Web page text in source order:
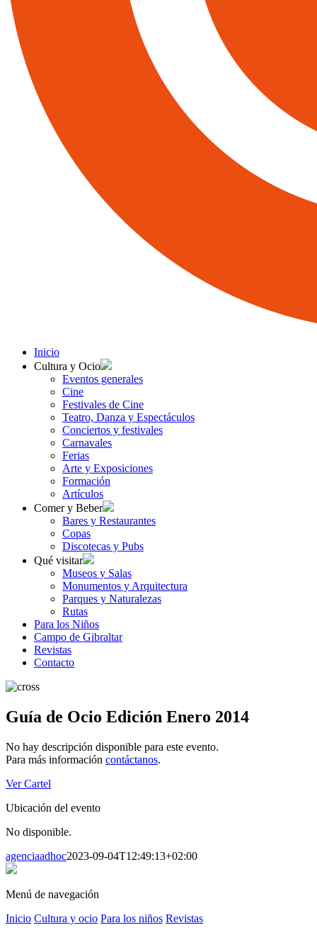
Inicio
Cultura y Ocio
Eventos generales
Cine
Festivales de Cine
Teatro, Danza y Espectáculos
Conciertos y festivales
Carnavales
Ferias
Arte y Exposiciones
Formación
Artículos
Comer y Beber
Bares y Restaurantes
Copas
Discotecas y Pubs
Qué visitar
Museos y Salas
Monumentos y Arquitectura
Parques y Naturalezas
Rutas
Para los Niños
Campo de Gibraltar
Revistas
Contacto
Guía de Ocio Edición Enero 2014
No hay descripción disponible para este evento.
Para más información contáctanos.
Ver Cartel
Ubicación del evento
No disponible.
agenciaadhoc2023-09-04T12:49:13+02:00
Menú de navegación
Inicio Cultura y ocio Para los niños Revistas